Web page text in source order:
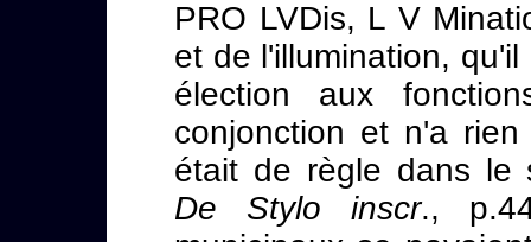
PRO LVDis, L V
et de l'illumination,
élection aux
conjonction et n'a
était de règle dans le
De Stylo inscr.,